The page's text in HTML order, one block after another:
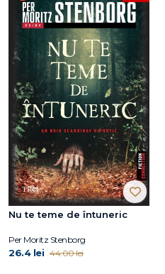
Nu te teme de întuneric
Per Moritz Stenborg
26.4 lei 44.00 lei